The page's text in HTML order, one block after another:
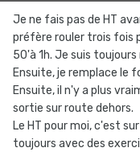
Je ne fais pas de HT
préfère rouler trois fois
50'à 1h. Je suis toujours
Ensuite, je remplace le
Ensuite, il n'y a plus
sortie sur route dehors.
Le HT pour moi, c'est
toujours avec des